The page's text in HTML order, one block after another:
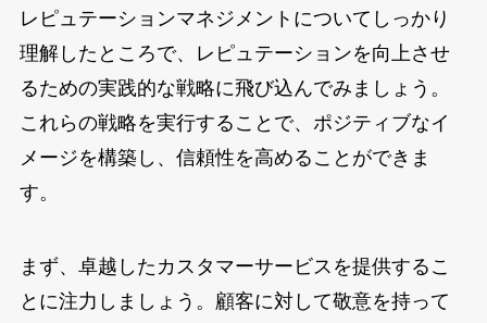
レピュテーションマネジメントについてしっかり
理解したところで、レピュテーションを向上させ
るための実践的な戦略に飛び込んでみましょう。
これらの戦略を実行することで、ポジティブなイ
メージを構築し、信頼性を高めることができま
す。
まず、卓越したカスタマーサービスを提供するこ
とに注力しましょう。顧客に対して敬意を持って